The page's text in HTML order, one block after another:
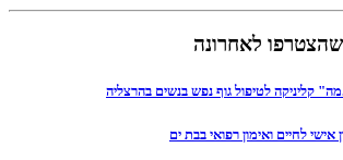
לאחרונה
קליניקה לטיפול גוף נפש בנשים בהרצליה
אישי לחיים ואימון רפואי בבת ים